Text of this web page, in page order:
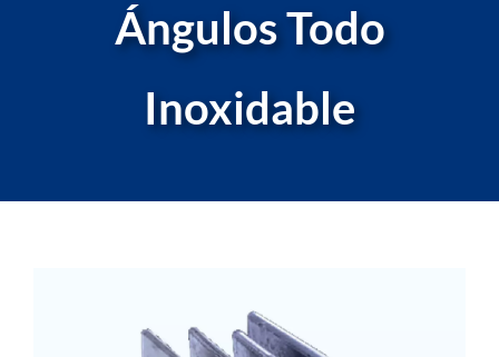
Proyectos Especiales
Ángulos Todo
Inoxidable